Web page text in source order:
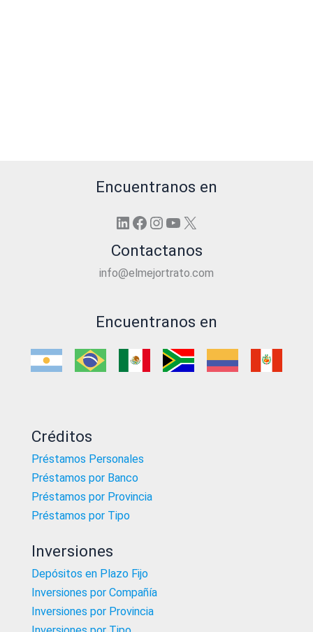
Encuentranos en
LinkedIn
Facebook
Instagram
YouTube
X
Contactanos
info@elmejortrato.com
Encuentranos en
Créditos
Préstamos Personales
Préstamos por Banco
Préstamos por Provincia
Préstamos por Tipo
Inversiones
Depósitos en Plazo Fijo
Inversiones por Compañía
Inversiones por Provincia